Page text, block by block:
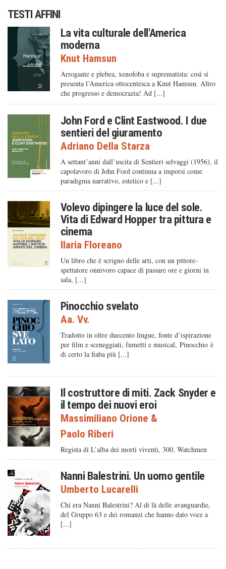
TESTI AFFINI
La vita culturale dell'America
moderna
Knut Hamsun
Arrogante e plebea, xenofoba e suprematista: così si
presenta l’America ottocentesca a Knut Hamsun. Altro
che progresso e democrazia! Ad [...]
John Ford e Clint Eastwood. I due
sentieri del giuramento
Adriano Della Starza
A settant’anni dall’uscita di Sentieri selvaggi (1956), il
capolavoro di John Ford continua a imporsi come
paradigma narrativo, estetico e [...]
Volevo dipingere la luce del sole.
Vita di Edward Hopper tra pittura e
cinema
Ilaria Floreano
Un libro che è scrigno delle arti, con un pittore-
spettatore onnivoro capace di passare ore e giorni in
sala, [...]
Pinocchio svelato
Aa. Vv.
Tradotto in oltre duecento lingue, fonte d’ispirazione
per film e sceneggiati, fumetti e musical, Pinocchio è
di certo la fiaba più [...]
Il costruttore di miti. Zack Snyder e
il tempo dei nuovi eroi
Massimiliano Orione &
Paolo Riberi
Regista di L’alba dei morti viventi, 300, Watchmen
Nanni Balestrini. Un uomo gentile
Umberto Lucarelli
Chi era Nanni Balestrini? Al di là delle avanguardie,
del Gruppo 63 e dei romanzi che hanno dato voce a
[...]